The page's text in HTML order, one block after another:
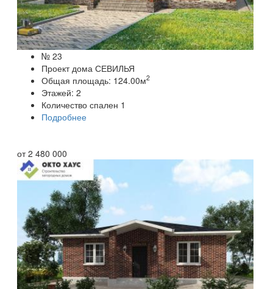
№ 23
Проект дома СЕВИЛЬЯ
Общая площадь: 124.00м2
Этажей: 2
Количество спален 1
Подробнее
от2 480 000